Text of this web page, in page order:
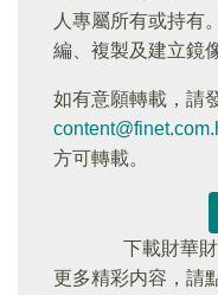
人專屬所有或持有
編、複製及建立鏡
如有意願轉載，請
方可轉載。
下載財華
更多精彩内容，請